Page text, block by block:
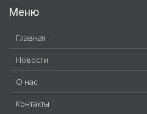
Меню
Главная
Новости
О нас
Контакты